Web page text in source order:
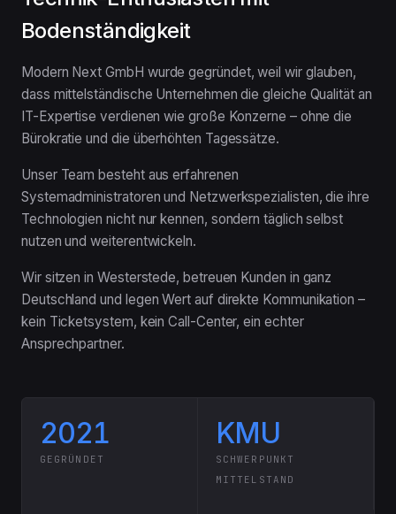
Bodenständigkeit
Modern Next GmbH wurde gegründet, weil wir glauben,
dass mittelständische Unternehmen die gleiche Qualität an
IT-Expertise verdienen wie große Konzerne – ohne die
Bürokratie und die überhöhten Tagessätze.
Unser Team besteht aus erfahrenen
Systemadministratoren und Netzwerkspezialisten, die ihre
Technologien nicht nur kennen, sondern täglich selbst
nutzen und weiterentwickeln.
Wir sitzen in Westerstede, betreuen Kunden in ganz
Deutschland und legen Wert auf direkte Kommunikation –
kein Ticketsystem, kein Call-Center, ein echter
Ansprechpartner.
2021
GEGRÜNDET
KMU
SCHWERPUNKT
MITTELSTAND